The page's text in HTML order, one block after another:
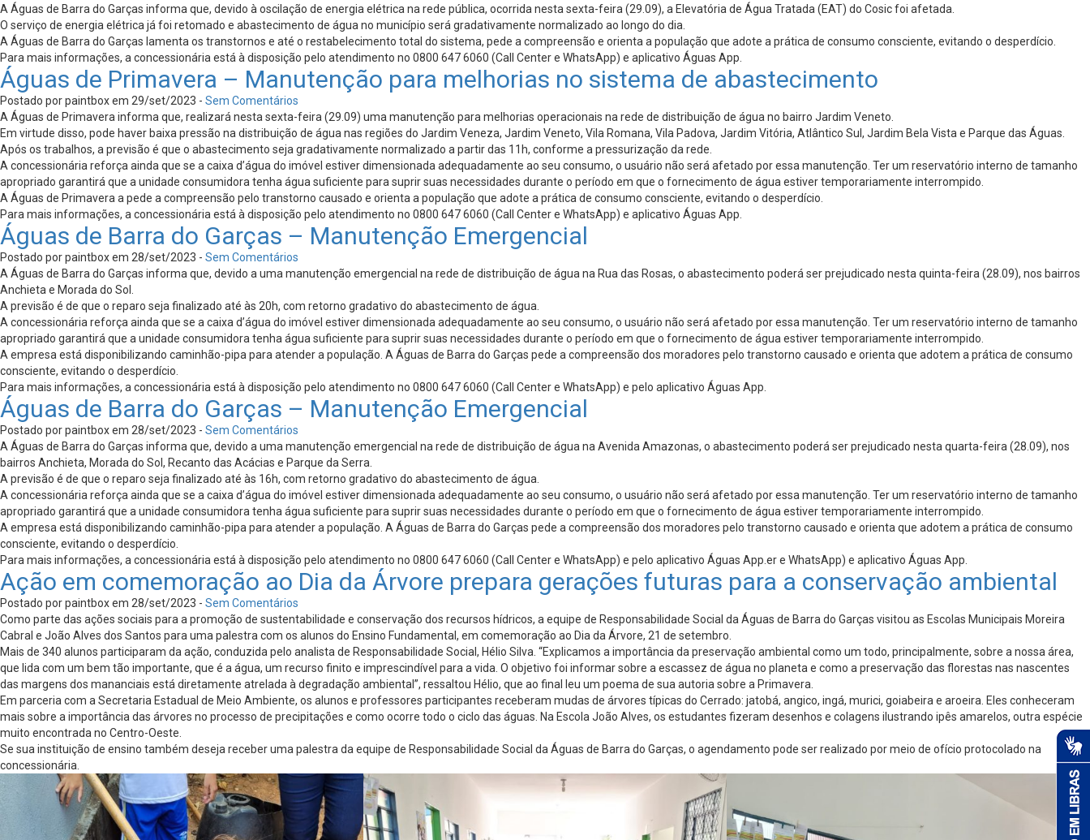
A Águas de Barra do Garças informa que, devido à oscilação de energia elétrica na rede pública, ocorrida nesta sexta-feira (29.09), a Elevatória de Água Tratada (EAT) do Cosic foi afetada.
O serviço de energia elétrica já foi retomado e abastecimento de água no município será gradativamente normalizado ao longo do dia.
A Águas de Barra do Garças lamenta os transtornos e até o restabelecimento total do sistema, pede a compreensão e orienta a população que adote a prática de consumo consciente, evitando o desperdício.
Para mais informações, a concessionária está à disposição pelo atendimento no 0800 647 6060 (Call Center e WhatsApp) e aplicativo Águas App.
Águas de Primavera – Manutenção para melhorias no sistema de abastecimento
Postado por paintbox em 29/set/2023 - Sem Comentários
A Águas de Primavera informa que, realizará nesta sexta-feira (29.09) uma manutenção para melhorias operacionais na rede de distribuição de água no bairro Jardim Veneto.
Em virtude disso, pode haver baixa pressão na distribuição de água nas regiões do Jardim Veneza, Jardim Veneto, Vila Romana, Vila Padova, Jardim Vitória, Atlântico Sul, Jardim Bela Vista e Parque das Águas.
Após os trabalhos, a previsão é que o abastecimento seja gradativamente normalizado a partir das 11h, conforme a pressurização da rede.
A concessionária reforça ainda que se a caixa d’água do imóvel estiver dimensionada adequadamente ao seu consumo, o usuário não será afetado por essa manutenção. Ter um reservatório interno de tamanho
apropriado garantirá que a unidade consumidora tenha água suficiente para suprir suas necessidades durante o período em que o fornecimento de água estiver temporariamente interrompido.
A Águas de Primavera a pede a compreensão pelo transtorno causado e orienta a população que adote a prática de consumo consciente, evitando o desperdício.
Para mais informações, a concessionária está à disposição pelo atendimento no 0800 647 6060 (Call Center e WhatsApp) e aplicativo Águas App.
Águas de Barra do Garças – Manutenção Emergencial
Postado por paintbox em 28/set/2023 - Sem Comentários
A Águas de Barra do Garças informa que, devido a uma manutenção emergencial na rede de distribuição de água na Rua das Rosas, o abastecimento poderá ser prejudicado nesta quinta-feira (28.09), nos bairros
Anchieta e Morada do Sol.
A previsão é de que o reparo seja finalizado até às 20h, com retorno gradativo do abastecimento de água.
A concessionária reforça ainda que se a caixa d’água do imóvel estiver dimensionada adequadamente ao seu consumo, o usuário não será afetado por essa manutenção. Ter um reservatório interno de tamanho
apropriado garantirá que a unidade consumidora tenha água suficiente para suprir suas necessidades durante o período em que o fornecimento de água estiver temporariamente interrompido.
A empresa está disponibilizando caminhão-pipa para atender a população. A Águas de Barra do Garças pede a compreensão dos moradores pelo transtorno causado e orienta que adotem a prática de consumo
consciente, evitando o desperdício.
Para mais informações, a concessionária está à disposição pelo atendimento no 0800 647 6060 (Call Center e WhatsApp) e pelo aplicativo Águas App.
Águas de Barra do Garças – Manutenção Emergencial
Postado por paintbox em 28/set/2023 - Sem Comentários
A Águas de Barra do Garças informa que, devido a uma manutenção emergencial na rede de distribuição de água na Avenida Amazonas, o abastecimento poderá ser prejudicado nesta quarta-feira (28.09), nos
bairros Anchieta, Morada do Sol, Recanto das Acácias e Parque da Serra.
A previsão é de que o reparo seja finalizado até às 16h, com retorno gradativo do abastecimento de água.
A concessionária reforça ainda que se a caixa d’água do imóvel estiver dimensionada adequadamente ao seu consumo, o usuário não será afetado por essa manutenção. Ter um reservatório interno de tamanho
apropriado garantirá que a unidade consumidora tenha água suficiente para suprir suas necessidades durante o período em que o fornecimento de água estiver temporariamente interrompido.
A empresa está disponibilizando caminhão-pipa para atender a população. A Águas de Barra do Garças pede a compreensão dos moradores pelo transtorno causado e orienta que adotem a prática de consumo
consciente, evitando o desperdício.
Para mais informações, a concessionária está à disposição pelo atendimento no 0800 647 6060 (Call Center e WhatsApp) e pelo aplicativo Águas App.er e WhatsApp) e aplicativo Águas App.
Ação em comemoração ao Dia da Árvore prepara gerações futuras para a conservação ambiental
Postado por paintbox em 28/set/2023 - Sem Comentários
Como parte das ações sociais para a promoção de sustentabilidade e conservação dos recursos hídricos, a equipe de Responsabilidade Social da Águas de Barra do Garças visitou as Escolas Municipais Moreira
Cabral e João Alves dos Santos para uma palestra com os alunos do Ensino Fundamental, em comemoração ao Dia da Árvore, 21 de setembro.
Mais de 340 alunos participaram da ação, conduzida pelo analista de Responsabilidade Social, Hélio Silva. “Explicamos a importância da preservação ambiental como um todo, principalmente, sobre a nossa área,
que lida com um bem tão importante, que é a água, um recurso finito e imprescindível para a vida. O objetivo foi informar sobre a escassez de água no planeta e como a preservação das florestas nas nascentes
das margens dos mananciais está diretamente atrelada à degradação ambiental”, ressaltou Hélio, que ao final leu um poema de sua autoria sobre a Primavera.
Em parceria com a Secretaria Estadual de Meio Ambiente, os alunos e professores participantes receberam mudas de árvores típicas do Cerrado: jatobá, angico, ingá, murici, goiabeira e aroeira. Eles conheceram
mais sobre a importância das árvores no processo de precipitações e como ocorre todo o ciclo das águas. Na Escola João Alves, os estudantes fizeram desenhos e colagens ilustrando ipês amarelos, outra espécie
muito encontrada no Centro-Oeste.
Se sua instituição de ensino também deseja receber uma palestra da equipe de Responsabilidade Social da Águas de Barra do Garças, o agendamento pode ser realizado por meio de ofício protocolado na
concessionária.